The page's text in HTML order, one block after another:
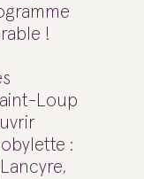
!
Loup
: